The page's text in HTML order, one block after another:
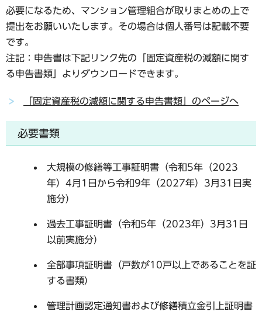
必要になるため、マンション管理組合が取りまとめの上で
提出をお願いいたします。その場合は個人番号は記載不要
です。
注記：申告書は下記リンク先の「固定資産税の減額に関す
る申告書類」よりダウンロードできます。
「固定資産税の減額に関する申告書類」のページへ
必要書類
大規模の修繕等工事証明書（令和5年（2023
年）4月1日から令和9年（2027年）3月31日実
施分）
過去工事証明書（令和5年（2023年）3月31日
以前実施分）
全部事項証明書（戸数が10戸以上であることを証
する書類）
管理計画認定通知書および修繕積立金引上証明書